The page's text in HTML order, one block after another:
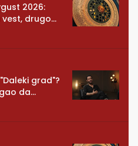
2026:
drugom
grad"?
da